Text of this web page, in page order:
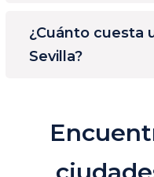
¿Cuánto cuesta
Sevilla?